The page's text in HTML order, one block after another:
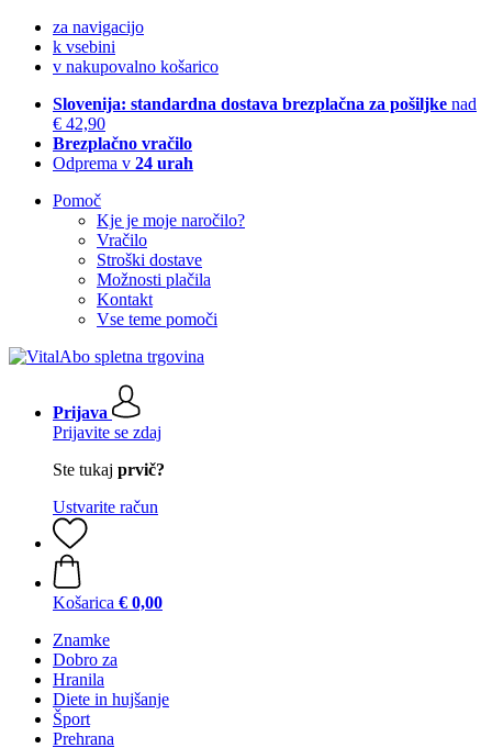
za navigacijo
k vsebini
v nakupovalno košarico
Slovenija: standardna dostava brezplačna za pošiljke nad
€ 42,90
Brezplačno vračilo
Odprema v 24 urah
Pomoč
Kje je moje naročilo?
Vračilo
Stroški dostave
Možnosti plačila
Kontakt
Vse teme pomoči
Prijava
Prijavite se zdaj
Ste tukaj prvič?
Ustvarite račun
Košarica € 0,00
Znamke
Dobro za
Hranila
Diete in hujšanje
Šport
Prehrana